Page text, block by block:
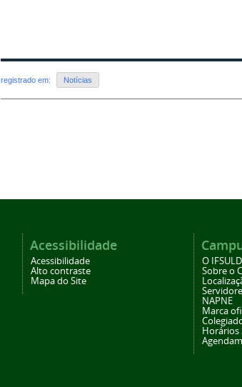
registrado em: Notícias
Acessibilidade
Acessibilidade
Alto contraste
Mapa do Site
O
Sobre o
NAPNE
Marca
Horários